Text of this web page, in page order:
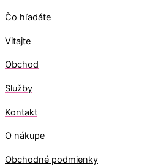
Čo hľadáte
Vitajte
Obchod
Služby
Kontakt
O nákupe
Obchodné podmienky